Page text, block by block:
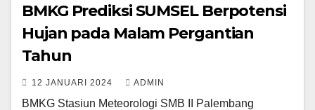
BMKG Prediksi SUMSEL Berpotensi
Hujan pada Malam Pergantian
Tahun
12 JANUARI 2024 ADMIN
BMKG Stasiun Meteorologi SMB II Palembang